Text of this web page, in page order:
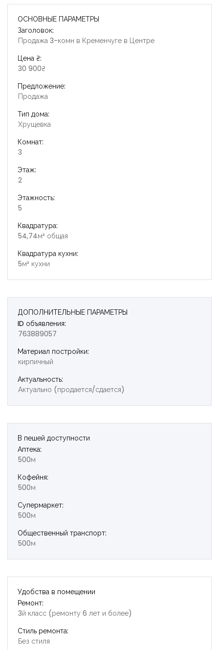
ОСНОВНЫЕ ПАРАМЕТРЫ
Заголовок:
Продажа 3-комн в Кременчуге в Центре
Цена ₴:
30 900₴
Предложение:
Продажа
Тип дома:
Хрущевка
Комнат:
3
Этаж:
2
Этажность:
5
Квадратура:
54,74м² общая
Квадратура кухни:
5м² кухни
ДОПОЛНИТЕЛЬНЫЕ ПАРАМЕТРЫ
ID объявления:
763889057
Материал постройки:
кирпичный
Актуальность:
Актуально (продается/сдается)
В пешей доступности
Аптека:
500м
Кофейня:
500м
Супермаркет:
500м
Общественный транспорт:
500м
Удобства в помещении
Ремонт:
3й класс (ремонту 6 лет и более)
Стиль ремонта:
Без стиля